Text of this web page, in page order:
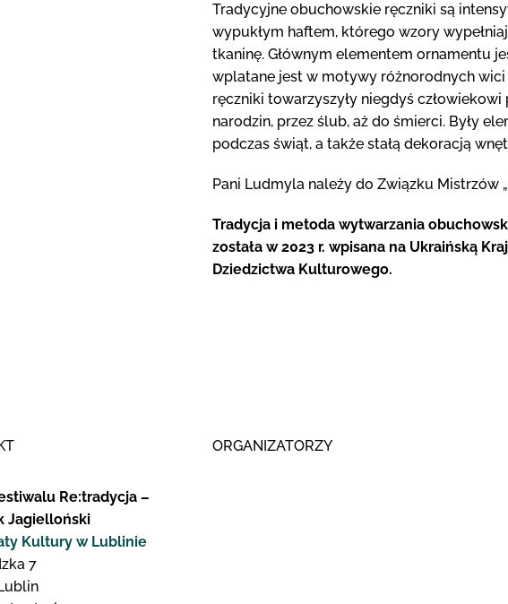
Tradycyjne obuchowskie ręczniki są
wypukłym haftem, którego wzory
tkaninę. Głównym elementem ornamentu
wplatane jest w motywy różnorodnych wici
ręczniki towarzyszyły niegdyś człowiekowi
narodzin, przez ślub, aż do śmierci. Były
podczas świąt, a także stałą dekoracją
Pani Ludmyla należy do Związku Mistrzów
Tradycja i metoda wytwarzania
została w 2023 r. wpisana na Ukraińską
Dziedzictwa Kulturowego.
Re:tradycja –
Jagielloński
Kultury w Lublinie
7
ORGANIZATORZY